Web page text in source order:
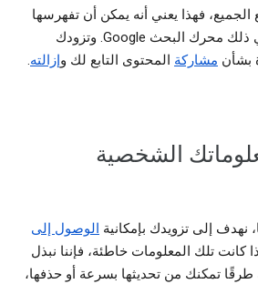
فهذا يعني أنه يمكن أن تفهرسها
محركات البحث، بما في ذلك محرك البحث Google. وتزودك
بشأن مشاركة المحتوى التابع لك وإزالته.
الشخصية
نهدف إلى تزويدك بإمكانية الوصول إلى
كانت تلك المعلومات خاطئة، فإننا نبذل
تمكنك من تحديثها بسرعة أو حذفها،